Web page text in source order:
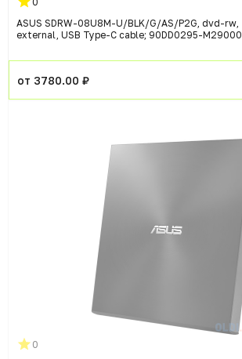
ASUS SDRW-08U8M-U/BLK/G/AS/P2G, dvd-rw,
external, USB Type-C cable; 90DD0295-M29000
от 3780.00 ₽
0